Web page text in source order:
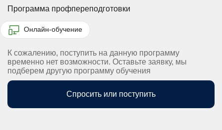
Программа профпереподготовки
Онлайн-обучение
К сожалению, поступить на данную программу
временно нет возможности. Оставьте заявку, мы
подберем другую программу обучения
Спросить или поступить